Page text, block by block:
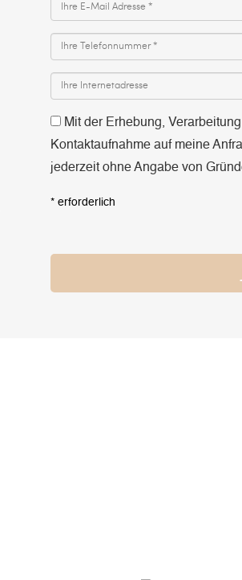
Mit der Erhebung,
Kontakt­aufnahme auf meine
jederzeit ohne Angabe von
* erforderlich